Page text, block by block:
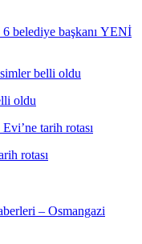
6 belediye başkanı YENİ
oldu
rotası